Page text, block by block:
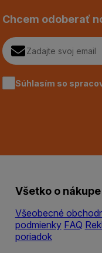
Chcem odoberať
Súhlasím so
Všetko o nákupe
Všeobecné
podmienky FAQ
poriadok